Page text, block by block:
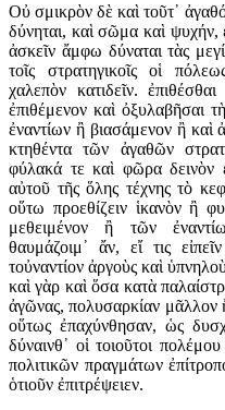
Οὐ σμικρὸν δὲ καὶ τοῦτ᾽
δύνηται, καὶ σῶμα καὶ ψυχήν,
ἀσκεῖν ἄμφω δύναται τὰς
τοῖς στρατηγικοῖς οἱ
χαλεπὸν κατιδεῖν.
ἐπιθέμενον καὶ ὀξυλαβῆσαι
ἐναντίων ἢ βιασάμενον ἢ καὶ
κτηθέντα τῶν ἀγαθῶν
φύλακά τε καὶ φῶρα δεινὸν
αὐτοῦ τῆς ὅλης τέχνης τὸ
οὕτω προεθίζειν ἱκανὸν ἢ
μεθειμένον ἢ τῶν
θαυμάζοιμ᾽ ἄν, εἴ τις
τοὐναντίον ἀργοὺς καὶ
καὶ γὰρ καὶ ὅσα κατὰ
ἀγῶνας, πολυσαρκίαν μᾶλλον
οὕτως ἐπαχύνθησαν, ὡς
δύναινθ᾽ οἱ τοιοῦτοι
πολιτικῶν πραγμάτων
ὁτιοῦν ἐπιτρέψειεν.